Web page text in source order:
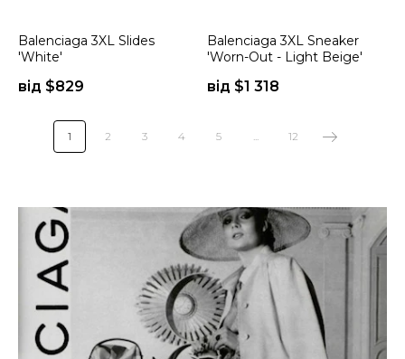
Balenciaga 3XL Slides
'White'
від $829
Balenciaga 3XL Sneaker
'Worn-Out - Light Beige'
від $1 318
1 2 3 4 5 12